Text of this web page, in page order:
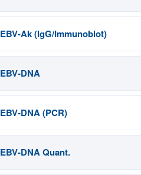
EBV-Ak (IgG/Immunoblot)
EBV-DNA
EBV-DNA (PCR)
EBV-DNA Quant.